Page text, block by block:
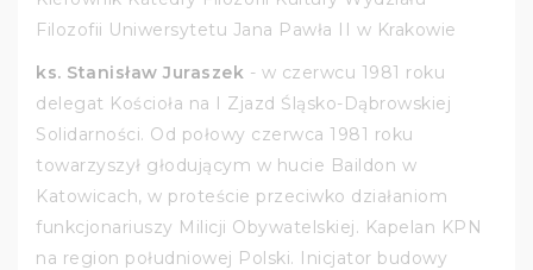
Filozofii Uniwersytetu Jana Pawła II w Krakowie
ks. Stanisław Juraszek - w czerwcu 1981 roku
delegat Kościoła na I Zjazd Śląsko-Dąbrowskiej
Solidarności. Od połowy czerwca 1981 roku
towarzyszył głodującym w hucie Baildon w
Katowicach, w proteście przeciwko działaniom
funkcjonariuszy Milicji Obywatelskiej. Kapelan KPN
na region południowej Polski. Inicjator budowy